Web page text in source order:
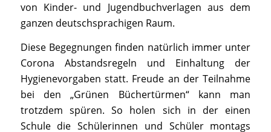
von Kinder- und Jugendbuchverlagen aus dem
ganzen deutschsprachigen Raum.
Diese Begegnungen finden natürlich immer unter
Corona Abstandsregeln und Einhaltung der
Hygienevorgaben statt. Freude an der Teilnahme
bei den „Grünen Büchertürmen“ kann man
trotzdem spüren. So holen sich in der einen
Schule die Schülerinnen und Schüler montags